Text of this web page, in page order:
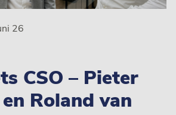
26
CSO – Pieter
Roland van